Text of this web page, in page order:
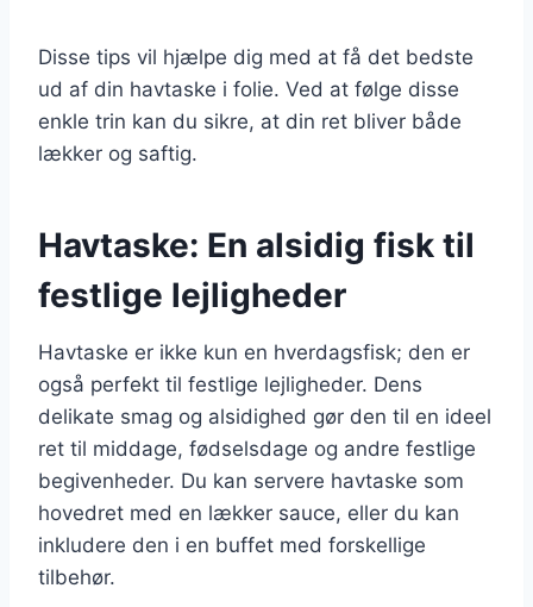
Disse tips vil hjælpe dig med at få det bedste
ud af din havtaske i folie. Ved at følge disse
enkle trin kan du sikre, at din ret bliver både
lækker og saftig.
Havtaske: En alsidig fisk til
festlige lejligheder
Havtaske er ikke kun en hverdagsfisk; den er
også perfekt til festlige lejligheder. Dens
delikate smag og alsidighed gør den til en ideel
ret til middage, fødselsdage og andre festlige
begivenheder. Du kan servere havtaske som
hovedret med en lækker sauce, eller du kan
inkludere den i en buffet med forskellige
tilbehør.